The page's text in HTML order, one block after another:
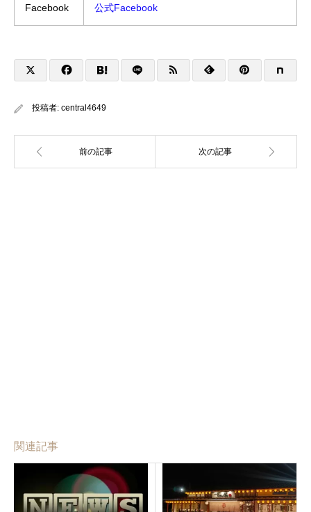
Facebook 公式Facebook
投稿者: central4649
関連記事